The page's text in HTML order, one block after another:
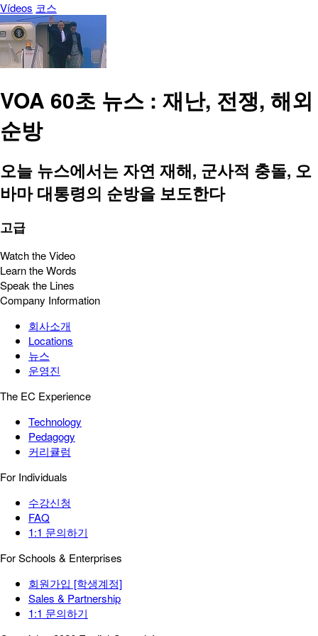
Vídeos 코스
VOA 60초 뉴스 : 재난, 전쟁, 해외
순방
오늘 뉴스에서는 자연 재해, 군사적 충돌, 오
바마 대통령의 순방을 보도한다
고급
Watch the Video
Learn the Words
Speak the Lines
Company Information
회사소개
Locations
뉴스
운영진
The EC Experience
Technology
Pedagogy
커리큘럼
For Individuals
수강신청
FAQ
1:1 문의하기
For Schools & Enterprises
회원가입 [학생계정]
Sales & Partnership
1:1 문의하기